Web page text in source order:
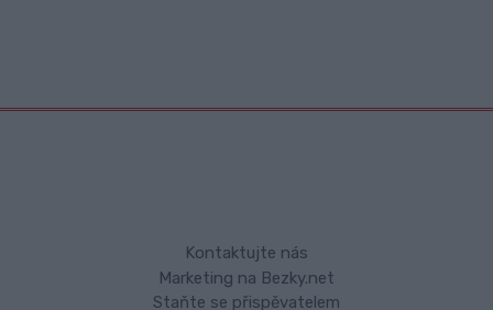
Kontaktujte nás
Marketing na Bezky.net
Staňte se přispěvatelem